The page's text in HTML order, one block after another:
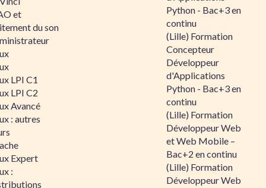
et
du son
LPI C1
LPI C2
Avancé
: autres
Expert
:
Python - Bac+3 en
continu
(Lille) Formation
Concepteur
Développeur
d'Applications
Python - Bac+3 en
continu
(Lille) Formation
Développeur Web
et Web Mobile –
Bac+2 en continu
(Lille) Formation
Développeur Web